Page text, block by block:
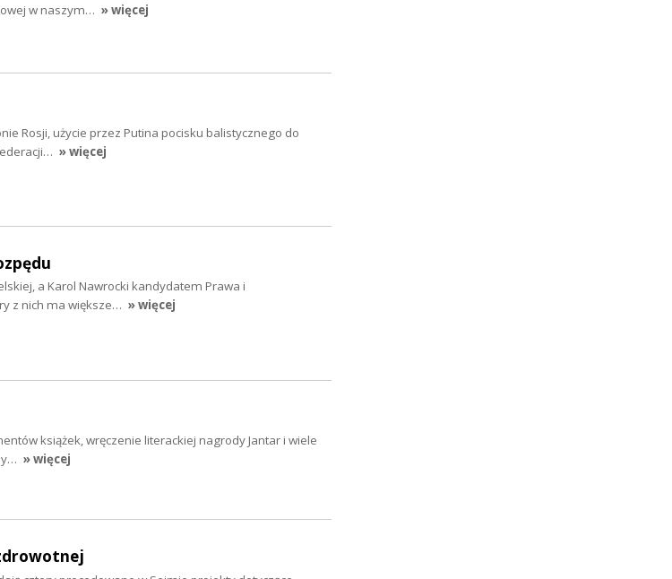
w naszym… » więcej
Rosji, użycie przez Putina pocisku balistycznego do
» więcej
a Karol Nawrocki kandydatem Prawa i
z nich ma większe… » więcej
książek, wręczenie literackiej nagrody Jantar i wiele
» więcej